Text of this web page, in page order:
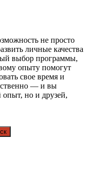
не просто
личные качества
выбор программы,
опыту помогут
свое время и
— и вы
опыт, но и друзей,